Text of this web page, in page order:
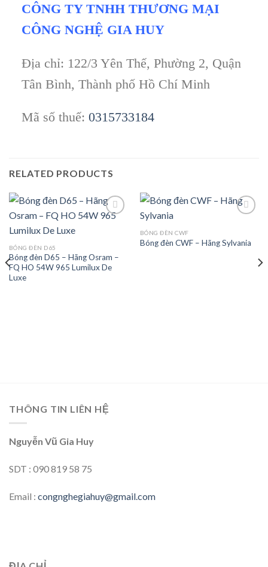
CÔNG TY TNHH THƯƠNG MẠI
CÔNG NGHỆ GIA HUY
Địa chỉ: 122/3 Yên Thế, Phường 2, Quận
Tân Bình, Thành phố Hồ Chí Minh
Mã số thuế: 0315733184
RELATED PRODUCTS
BÓNG ĐÈN D65
Bóng đèn D65 – Hãng Osram –
FQ HO 54W 965 Lumilux De
Luxe
Add to
BÓNG ĐÈN CWF
Bóng đèn CWF – Hãng Sylvania
THÔNG TIN LIÊN HỆ
Nguyễn Vũ Gia Huy
SDT : 090 819 58 75
Email : congnghegiahuy@gmail.com